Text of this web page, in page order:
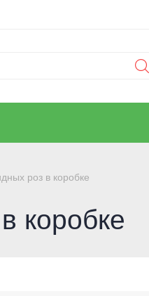
роз в коробке
коробке